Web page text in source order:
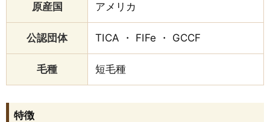
原産国 アメリカ
公認団体 TICA ・ FIFe ・ GCCF
毛種 短毛種
特徴